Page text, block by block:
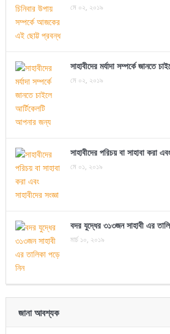
মে ০২, ২০১৯
সাহাবীদের মর্যাদা সম্পর্কে জানতে
মে ০২, ২০১৯
সাহাবীদের পরিচয় বা সাহাবা করা
মে ০১, ২০১৯
বদর যুদ্ধের ৩১৩জন সাহাবী এর
মার্চ ১০, ২০১৯
জানা আবশ্যক